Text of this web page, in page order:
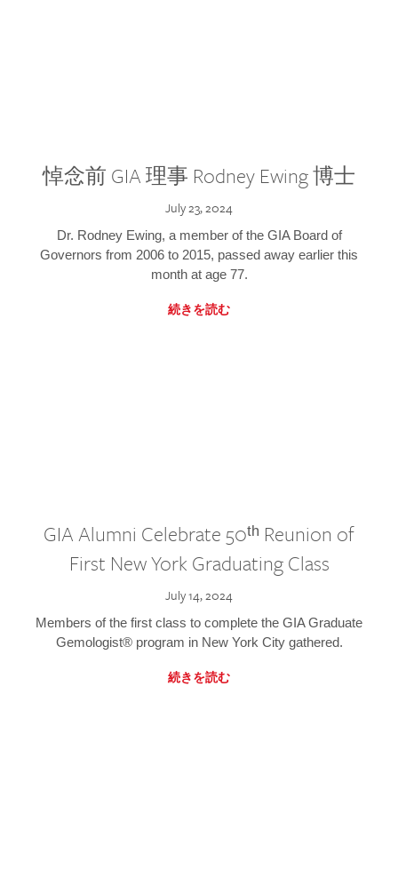
悼念前 GIA 理事 Rodney Ewing 博士
July 23, 2024
Dr. Rodney Ewing, a member of the GIA Board of
Governors from 2006 to 2015, passed away earlier this
month at age 77.
続きを読む
GIA Alumni Celebrate 50ᵗʰ Reunion of
First New York Graduating Class
July 14, 2024
Members of the first class to complete the GIA Graduate
Gemologist® program in New York City gathered.
続きを読む